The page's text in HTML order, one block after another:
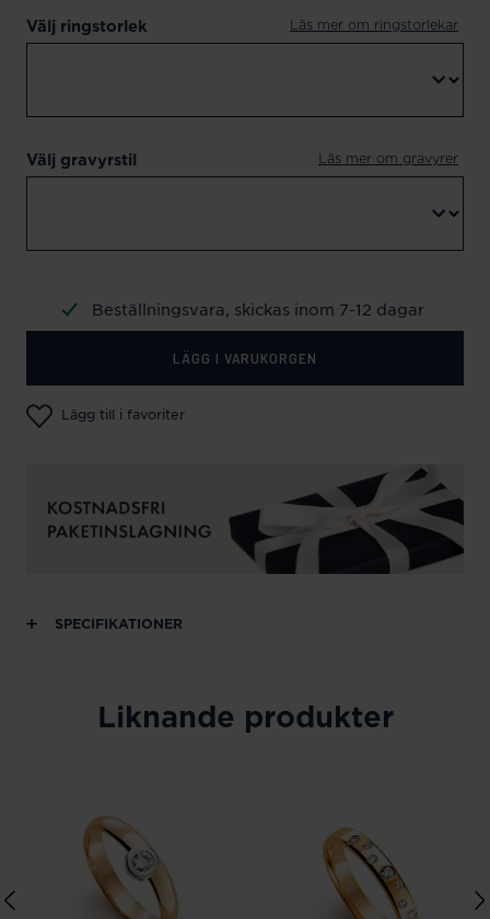
Välj ringstorlek Läs mer om ringstorlekar
Välj gravyrstil Läs mer om gravyrer
Beställningsvara, skickas inom 7-12 dagar
LÄGG I VARUKORGEN
Lägg till i favoriter
SPECIFIKATIONER
Liknande produkter